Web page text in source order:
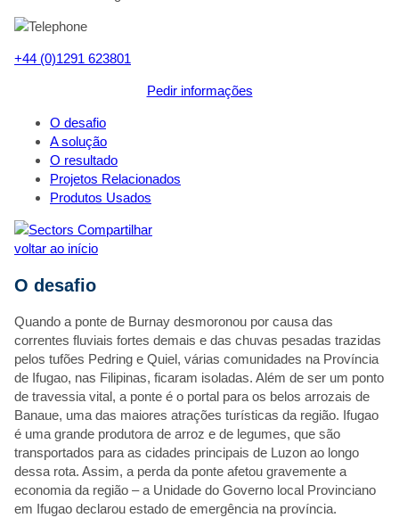
+44 (0)1291 623801
Pedir informações
"*" indicates required fields
This field is hidden when viewing the form
Staff Member
Website Page
Nome*
Sobrenome
Companhia*
Método preferencial de contato*
Email
Email*
Telefone
O desafio
A solução
O resultado
Projetos Relacionados
Produtos Usados
Compartilhar
voltar ao início
O desafio
Quando a ponte de Burnay desmoronou por causa das
correntes fluviais fortes demais e das chuvas pesadas trazidas
pelos tufões Pedring e Quiel, várias comunidades na Província
de Ifugao, nas Filipinas, ficaram isoladas. Além de ser um ponto
de travessia vital, a ponte é o portal para os belos arrozais de
Banaue, uma das maiores atrações turísticas da região. Ifugao
é uma grande produtora de arroz e de legumes, que são
transportados para as cidades principais de Luzon ao longo
dessa rota. Assim, a perda da ponte afetou gravemente a
economia da região – a Unidade do Governo local Provinciano
em Ifugao declarou estado de emergência na província.